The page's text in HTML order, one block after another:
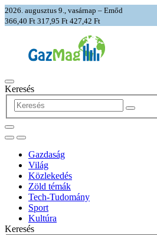
2026. augusztus 9., vasárnap – Emőd
366,40 Ft 317,95 Ft 427,42 Ft
Keresés
Gazdaság
Világ
Közlekedés
Zöld témák
Tech-Tudomány
Sport
Kultúra
Keresés